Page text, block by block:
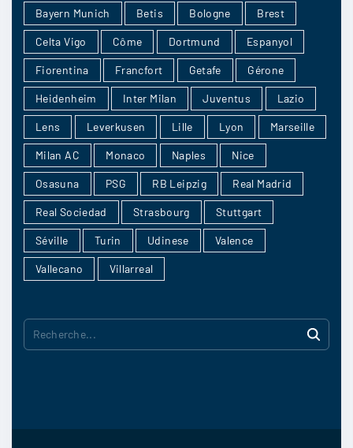
bobby9:
cette rencontre est très important pour leur
position au classement ils vont se battre jusqu’à
la fin
5 5/09
Popolote:
Je me tate encore entre une surprise et le
match nul
5
hardley :
Bayern Munich Betis Bologne Brest
Celta Vigo Côme Dortmund Espanyol
Fiorentina Francfort Getafe Gérone
Heidenheim Inter Milan Juventus Lazio
Lens Leverkusen Lille Lyon Marseille
Milan AC Monaco Naples Nice
Osasuna PSG RB Leipzig Real Madrid
Real Sociedad Strasbourg Stuttgart
Séville Turin Udinese Valence
Vallecano Villarreal